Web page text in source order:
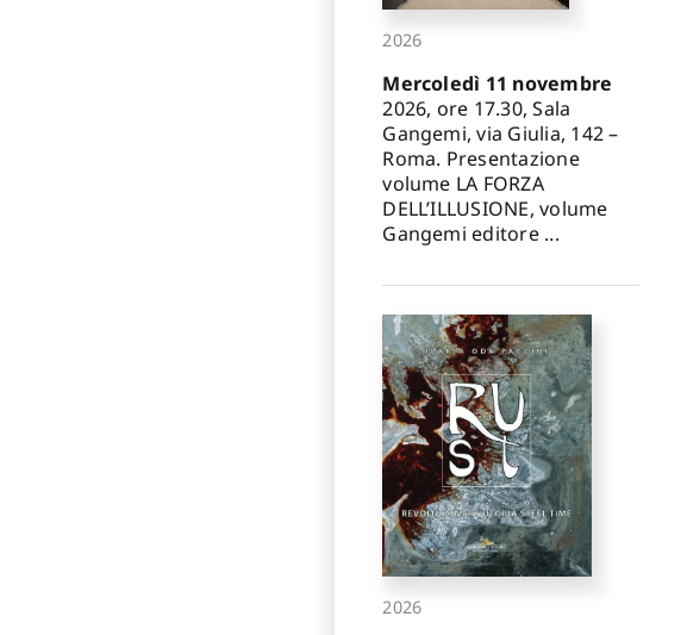
2026
Mercoledì 11 novembre
2026, ore 17.30, Sala
Gangemi, via Giulia, 142 –
Roma. Presentazione
volume LA FORZA
DELL’ILLUSIONE, volume
Gangemi editore ...
2026